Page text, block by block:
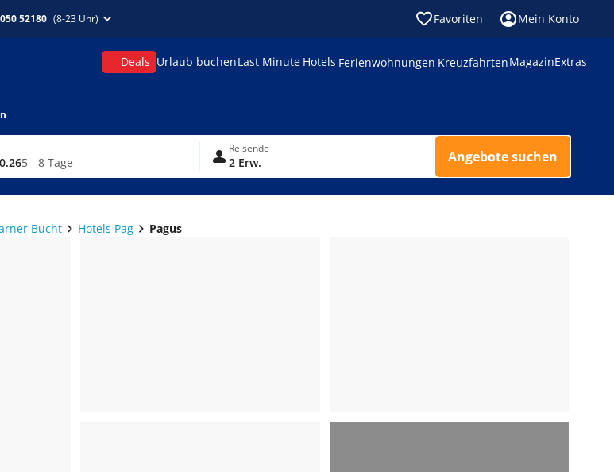
52180 (8-23 Uhr) Favoriten Mein Konto
Deals Urlaub buchenLast Minute Hotels Ferienwohnungen KreuzfahrtenMagazinExtras
5 - 8 Tage
Reisende
2 Erw. Angebote suchen
Bucht Hotels Pag Pagus